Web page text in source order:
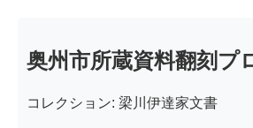
奥州市所蔵資料翻刻プ
コレクション: 梁川伊達家文書